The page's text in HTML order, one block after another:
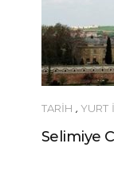
TARİH , YURT
Selimiye